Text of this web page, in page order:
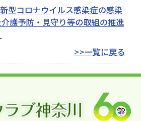
型コロナウイルス感染症の感染
護予防・見守り等の取組の推進
>>一覧に戻る